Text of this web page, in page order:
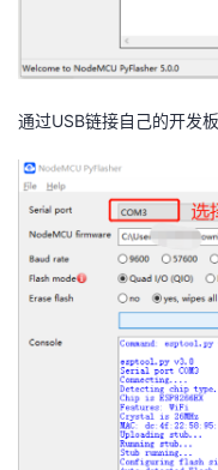
通过USB链接自己的开发